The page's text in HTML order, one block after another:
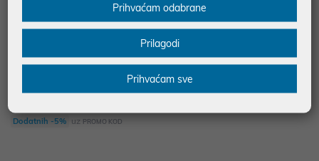
Bigben PS4 VR Starter Kit - 11 di
Dodatnih -5% uz PROMO KOD
Prihvaćam odabrane
Prilagodi
Prihvaćam sve